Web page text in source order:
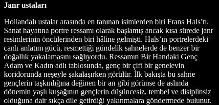
Janr ustaları
Hollandalı ustalar arasında en tanınan isimlerden biri Frans Hals’tı.
Sanat hayatına portre ressamı olarak başlamış ancak kısa sürede janr
resimlerinin öncülerinden biri hâline gelmişti. Hals’ın portrelerdeki
canlı anlatım gücü, resmettiği gündelik sahnelerde de benzer bir
doğallık yakalamasını sağlıyordu. Ressamın Bir Handaki Genç
Adam ve Kadın adlı tablosunda, genç bir çift bir genelevin
koridorunda neşeyle şakalaşırken görülür. İlk bakışta bu sahne
gençlerin taşkınlığına değinen bir an gibi görünse de aslında
dönemin yaşlı kuşağının gençlerin düşüncesiz, tembel ve disiplinsiz
olduğuna dair sıkça dile getirdiği yakınmalara göndermede bulunur.